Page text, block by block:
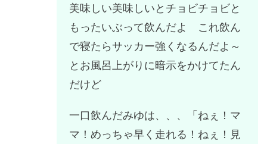
美味しい美味しいとチョビチョビと
もったいぶって飲んだよ これ飲ん
で寝たらサッカー強くなるんだよ～
とお風呂上がりに暗示をかけてたん
だけど
一口飲んだみゆは、、、「ねぇ！マ
マ！めっちゃ早く走れる！ねぇ！見